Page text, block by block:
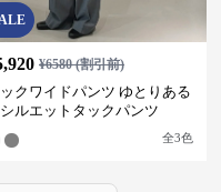
¥6580(割引前)
クワイドパンツ ゆとりある
ルエットタックパンツ
全3色